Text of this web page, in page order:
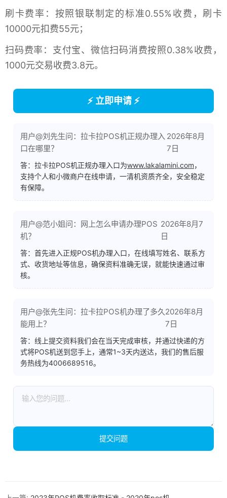
刷卡费率：按照银联制定的标准0.55%收费，刷卡
10000元扣费55元；
扫码费率：支付宝、微信扫码消费按照0.38%收费，
1000元交易收费3.8元。
⚡ 立即申请 ⚡
用户@刘先生问：拉卡拉POS机正规办理入
口在哪里？
2026年8月
7日
答：拉卡拉POS机正规办理入口为www.lakalamini.com，
支持个人和小微商户在线申请，一清机资质齐全，安全稳定
有保障。
用户@范小姐问：网上怎么申请办理POS
机？
2026年8月7
日
答：首先进入正规POS机办理入口，在线填写姓名、联系方
式、收货地址等信息，确保资料准确无误，就能快速通过审
核。
用户@张先生问：拉卡拉POS机办理了多久
能用上？
2026年8月
7日
答：线上提交资料我们会在当天完成审核，并通过快递的方
式将POS机送到您手上，通常1~3天内送达，我们的售后服
务热线为4006689516。
提交问题